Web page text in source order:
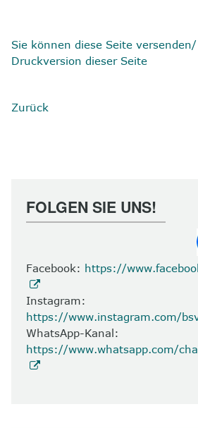
Sie können diese Seite
Druckversion dieser Seite
Zurück
FOLGEN SIE UNS!
Facebook: https://
Instagram:
https://www.instagram.com/
WhatsApp-Kanal:
https://www.whatsapp.com/